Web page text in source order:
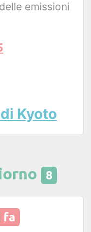
emissioni
Kyoto
8
fa